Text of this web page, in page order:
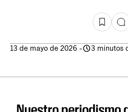
13 de mayo de 2026 - 3 minutos